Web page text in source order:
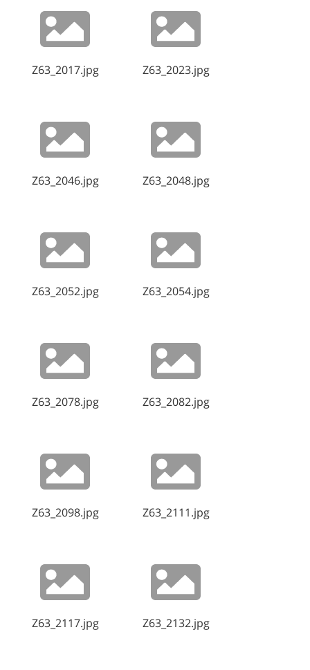
Z63_2017.jpg Z63_2023.jpg
Z63_2046.jpg Z63_2048.jpg
Z63_2052.jpg Z63_2054.jpg
Z63_2078.jpg Z63_2082.jpg
Z63_2098.jpg Z63_2111.jpg
Z63_2117.jpg Z63_2132.jpg